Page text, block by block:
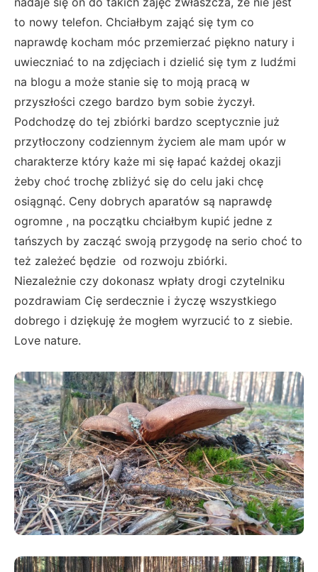
to nowy telefon. Chciałbym zająć się tym co
naprawdę kocham móc przemierzać piękno natury i
uwieczniać to na zdjęciach i dzielić się tym z ludźmi
na blogu a może stanie się to moją pracą w
przyszłości czego bardzo bym sobie życzył.
Podchodzę do tej zbiórki bardzo sceptycznie już
przytłoczony codziennym życiem ale mam upór w
charakterze który każe mi się łapać każdej okazji
żeby choć trochę zbliżyć się do celu jaki chcę
osiągnąć. Ceny dobrych aparatów są naprawdę
ogromne , na początku chciałbym kupić jedne z
tańszych by zacząć swoją przygodę na serio choć to
też zależeć będzie od rozwoju zbiórki.
Niezależnie czy dokonasz wpłaty drogi czytelniku
pozdrawiam Cię serdecznie i życzę wszystkiego
dobrego i dziękuję że mogłem wyrzucić to z siebie.
Love nature.